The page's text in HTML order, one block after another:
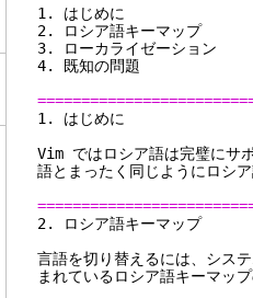
1. は
2. ロシア語
3. ローカライ
4. 既知
1.
Vim ではロシア語は完璧にサ
語とまったく同じようにロシ
2. ロシ
言語を切り替えるには、シス
まれているロシア語キーマッ